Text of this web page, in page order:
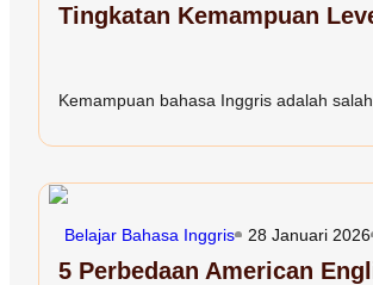
Tingkatan Kemampuan
Kemampuan bahasa Inggris adalah
Belajar Bahasa Inggris 28 Januari 2026
5 Perbedaan American